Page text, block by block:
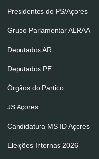
Presidentes do PS/Açores
Grupo Parlamentar ALRAA
Deputados AR
Deputados PE
Órgãos do Partido
JS Açores
Candidatura MS-ID Açores
Eleições Internas 2026